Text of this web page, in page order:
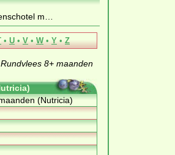
m…
• U • V • W • Y • Z
8+ maanden
(Nutricia)